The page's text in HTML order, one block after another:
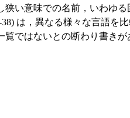
い意味での名前，いわゆ
38) は，異なる様々な言語
ではないとの断わり書きが